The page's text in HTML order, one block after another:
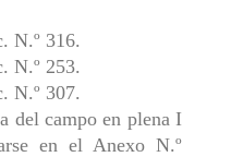
N.º 316.
N.º 253.
N.º 307.
del campo en plena I
en el Anexo N.º